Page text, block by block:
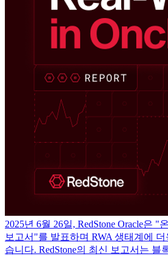
2025년 6월 26일, RedStone Oracle은
보고서"를 발표하며 RWA 생태계에
습니다. RedStone의 최신 보고서는 블